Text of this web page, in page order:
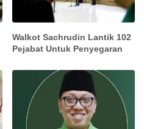
Walkot Sachrudin Lantik 102
Pejabat Untuk Penyegaran